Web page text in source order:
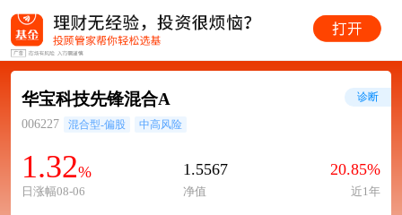
华宝科技先锋混合A
006227 混合型-偏股 中高风险
1.32%
日涨幅08-06
1.5567
净值
20.85%
近1年
诊断